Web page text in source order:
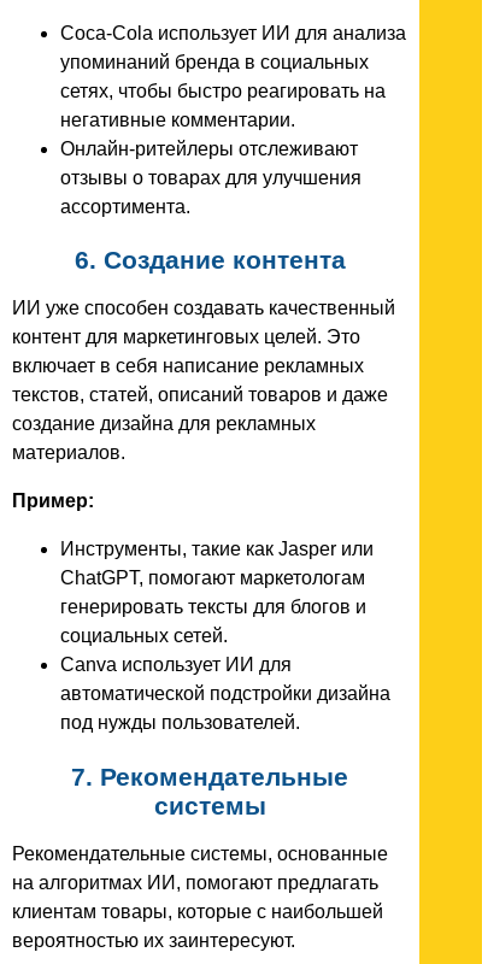
Coca-Cola использует ИИ для анализа
упоминаний бренда в социальных
сетях, чтобы быстро реагировать на
негативные комментарии.
Онлайн-ритейлеры отслеживают
отзывы о товарах для улучшения
ассортимента.
6. Создание контента
ИИ уже способен создавать качественный
контент для маркетинговых целей. Это
включает в себя написание рекламных
текстов, статей, описаний товаров и даже
создание дизайна для рекламных
материалов.
Пример:
Инструменты, такие как Jasper или
ChatGPT, помогают маркетологам
генерировать тексты для блогов и
социальных сетей.
Canva использует ИИ для
автоматической подстройки дизайна
под нужды пользователей.
7. Рекомендательные
системы
Рекомендательные системы, основанные
на алгоритмах ИИ, помогают предлагать
клиентам товары, которые с наибольшей
вероятностью их заинтересуют.